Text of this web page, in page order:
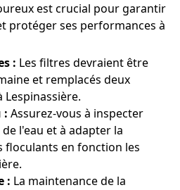
est crucial pour garantir
protéger ses performances à
: Les filtres devraient être
et remplacés deux
: Assurez-vous à inspecter
l'eau et à adapter la
en fonction les
: La maintenance de la